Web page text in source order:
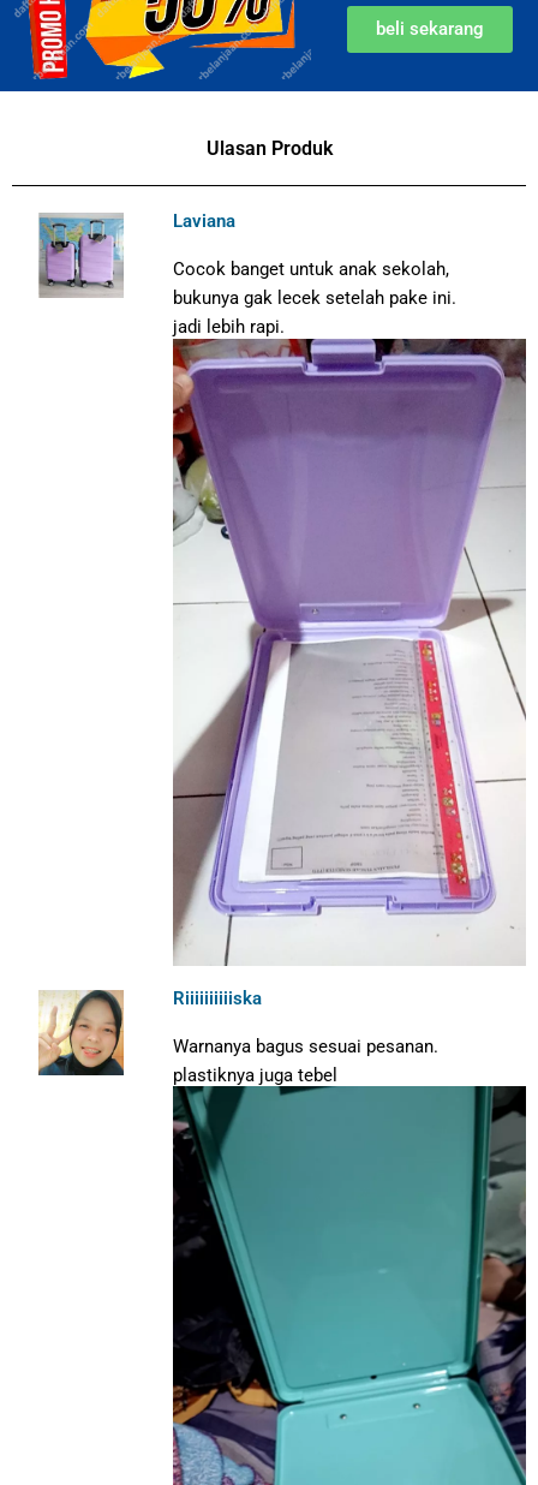
beli sekarang
Ulasan Produk
Laviana
Cocok banget untuk anak sekolah,
bukunya gak lecek setelah pake ini.
jadi lebih rapi.
Riiiiiiiiiiska
Warnanya bagus sesuai pesanan.
plastiknya juga tebel